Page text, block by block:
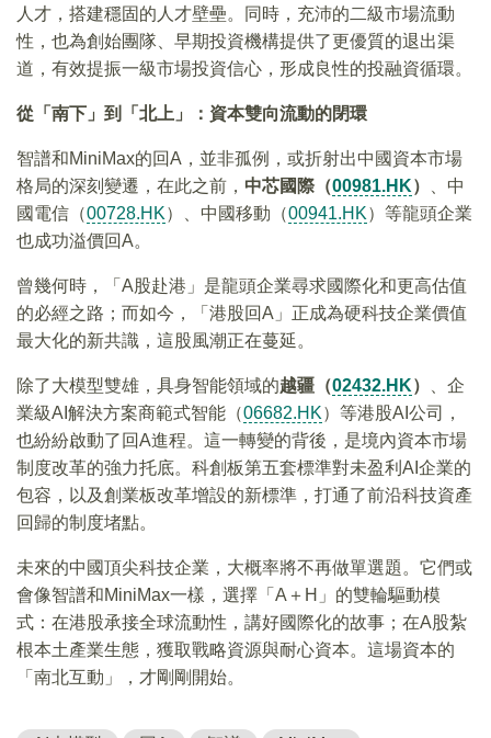
人才，搭建穩固的人才壁壘。同時，充沛的二級市場流動
性，也為創始團隊、早期投資機構提供了更優質的退出渠
道，有效提振一級市場投資信心，形成良性的投融資循環。
從「南下」到「北上」：資本雙向流動的閉環
智譜和MiniMax的回A，並非孤例，或折射出中國資本市場
格局的深刻變遷，在此之前， 中芯國際（00981.HK）
、中
國電信（00728.HK）、中國移動（00941.HK）等龍頭企業
也成功溢價回A。
曾幾何時，「A股赴港」是龍頭企業尋求國際化和更高估值
的必經之路；而如今，「港股回A」正成為硬科技企業價值
最大化的新共識，這股風潮正在蔓延。
除了大模型雙雄，具身智能領域的越疆（02432.HK）
、企
業級AI解決方案商範式智能（06682.HK）等港股AI公司，
也紛紛啟動了回A進程。這一轉變的背後，是境內資本市場
制度改革的強力托底。科創板第五套標準對未盈利AI企業的
包容，以及創業板改革增設的新標準，打通了前沿科技資產
回歸的制度堵點。
未來的中國頂尖科技企業，大概率將不再做單選題。它們或
會像智譜和MiniMax一樣，選擇「A＋H」的雙輪驅動模
式：在港股承接全球流動性，講好國際化的故事；在A股紮
根本土產業生態，獲取戰略資源與耐心資本。這場資本的
「南北互動」，才剛剛開始。